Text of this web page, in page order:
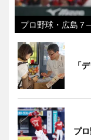
プロ野球・広島７
「
プ